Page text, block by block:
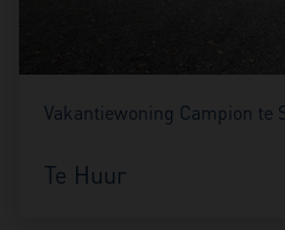
Vakantiewoning Campion te
Te Huur